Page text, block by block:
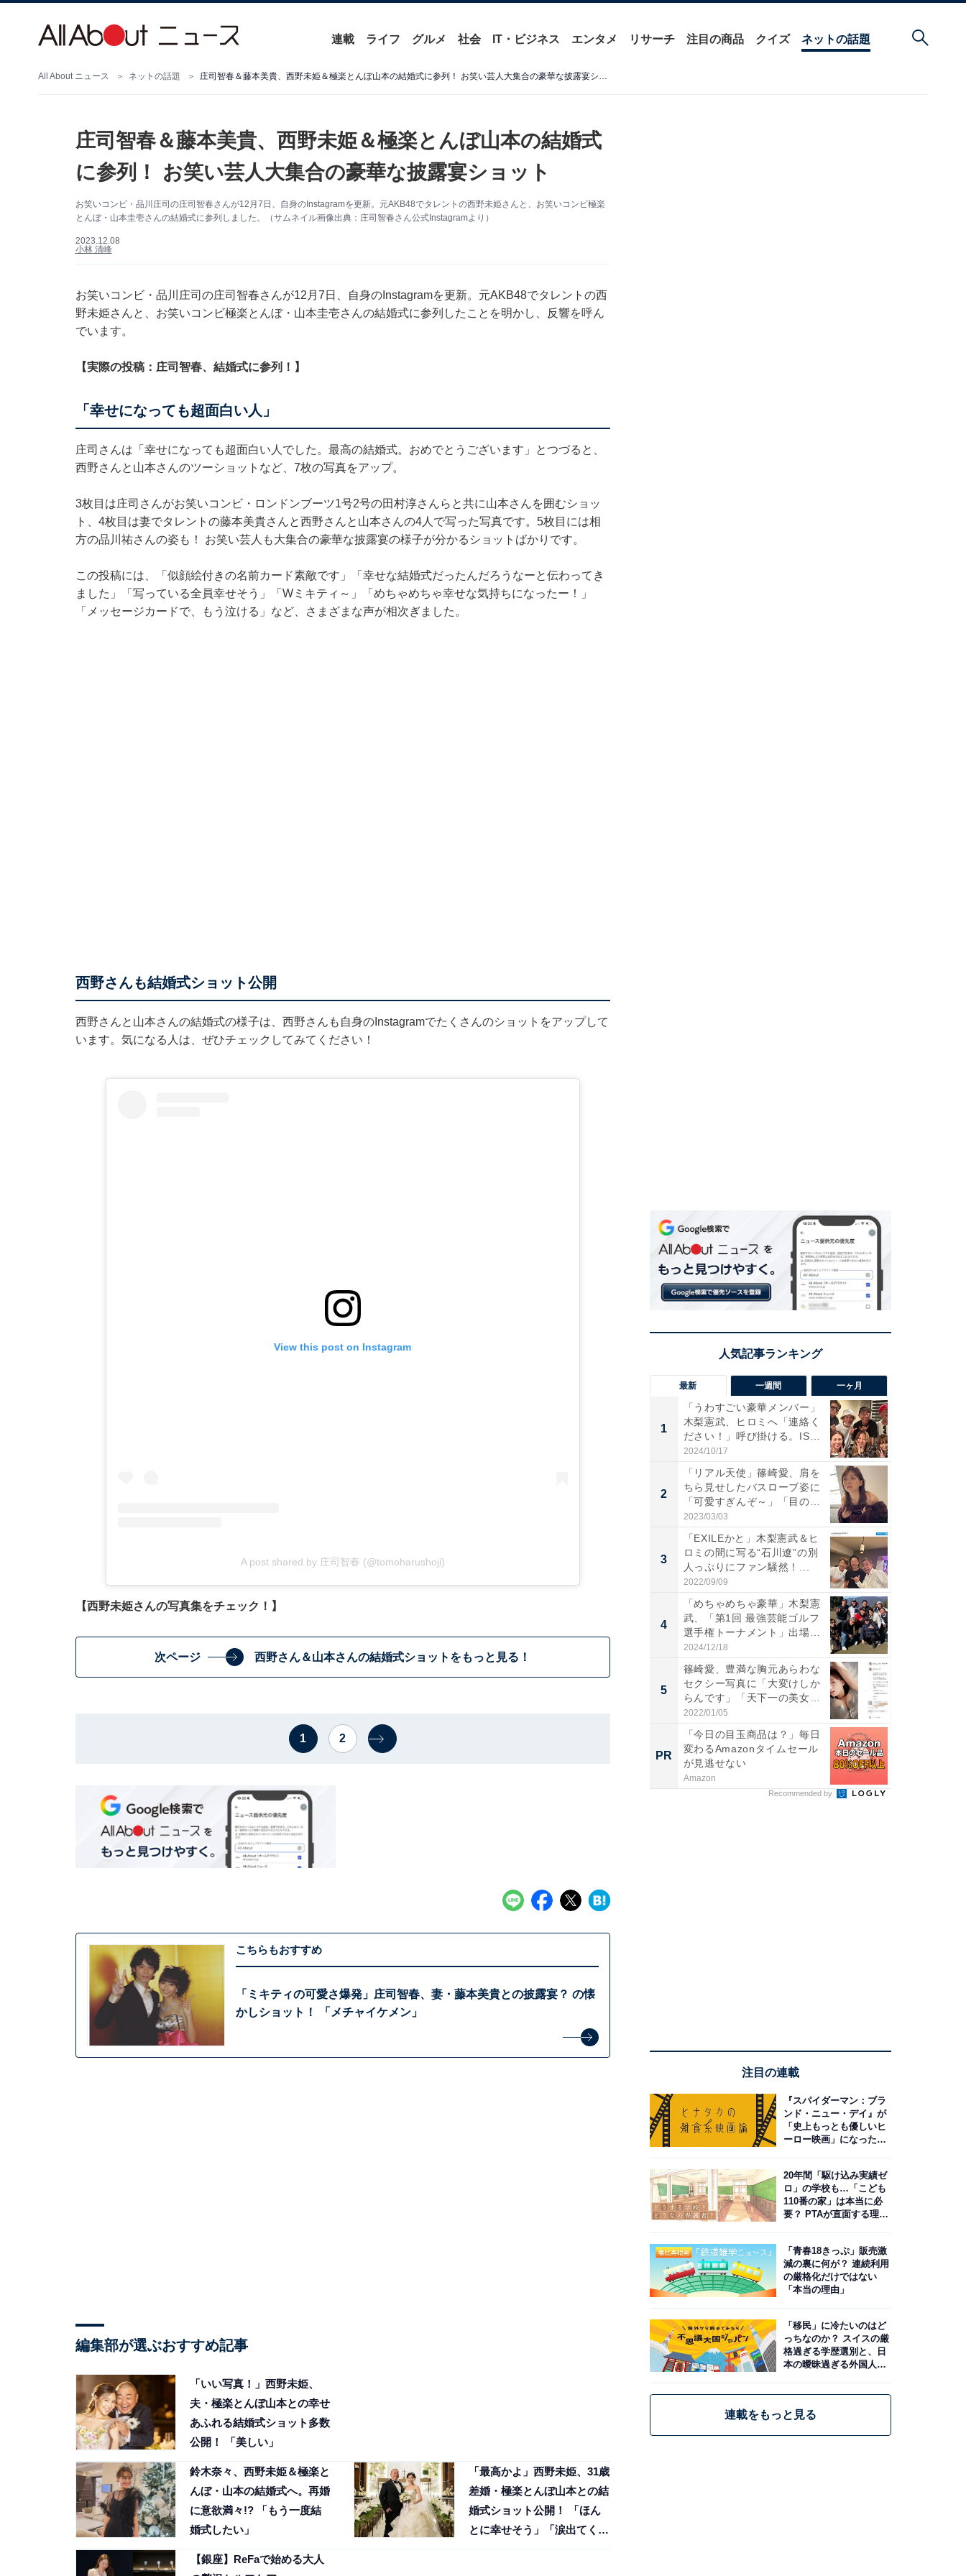
連載 ライフ グルメ 社会 IT・ビジネス エンタメ リサーチ 注目の商品 クイズ ネットの話題
All About ニュース ネットの話題 庄司智春＆藤本美貴、西野未姫＆極楽とんぼ山本の結婚式に参列！ お笑い芸人大集合の豪華な披露宴ショット
庄司智春＆藤本美貴、西野未姫＆極楽とんぼ山本の結婚式
に参列！ お笑い芸人大集合の豪華な披露宴ショット
お笑いコンビ・品川庄司の庄司智春さんが12月7日、自身のInstagramを更新。元AKB48でタレントの西野未姫さんと、お笑いコンビ極楽
とんぼ・山本圭壱さんの結婚式に参列しました。（サムネイル画像出典：庄司智春さん公式Instagramより）
2023.12.08
小林 清峰
お笑いコンビ・品川庄司の庄司智春さんが12月7日、自身のInstagramを更新。元AKB48でタレントの西
野未姫さんと、お笑いコンビ極楽とんぼ・山本圭壱さんの結婚式に参列したことを明かし、反響を呼ん
でいます。
【実際の投稿：庄司智春、結婚式に参列！】
「幸せになっても超面白い人」
庄司さんは「幸せになっても超面白い人でした。最高の結婚式。おめでとうございます」とつづると、
西野さんと山本さんのツーショットなど、7枚の写真をアップ。
3枚目は庄司さんがお笑いコンビ・ロンドンブーツ1号2号の田村淳さんらと共に山本さんを囲むショッ
ト、4枚目は妻でタレントの藤本美貴さんと西野さんと山本さんの4人で写った写真です。5枚目には相
方の品川祐さんの姿も！ お笑い芸人も大集合の豪華な披露宴の様子が分かるショットばかりです。
この投稿には、「似顔絵付きの名前カード素敵です」「幸せな結婚式だったんだろうなーと伝わってき
ました」「写っている全員幸せそう」「Wミキティ～」「めちゃめちゃ幸せな気持ちになったー！」
「メッセージカードで、もう泣ける」など、さまざまな声が相次ぎました。
西野さんも結婚式ショット公開
西野さんと山本さんの結婚式の様子は、西野さんも自身のInstagramでたくさんのショットをアップして
います。気になる人は、ぜひチェックしてみてください！
View this post on Instagram
A post shared by 庄司智春 (@tomoharushoji)
【西野未姫さんの写真集をチェック！】
次ページ 西野さん＆山本さんの結婚式ショットをもっと見る！
1 2
こちらもおすすめ
「ミキティの可愛さ爆発」庄司智春、妻・藤本美貴との披露宴？ の懐
かしショット！ 「メチャイケメン」
編集部が選ぶおすすめ記事
「いい写真！」西野未姫、
夫・極楽とんぼ山本との幸せ
あふれる結婚式ショット多数
公開！ 「美しい」
鈴木奈々、西野未姫＆極楽と
んぼ・山本の結婚式へ。再婚
に意欲満々!? 「もう一度結
婚式したい」
「最高かよ」西野未姫、31歳
差婚・極楽とんぼ山本との結
婚式ショット公開！ 「ほん
とに幸せそう」「涙出てく
【銀座】ReFaで始める大人
最新 一週間 一ヶ月
1
「うわすごい豪華メンバー」
木梨憲武、ヒロミへ「連絡く
ださい！」呼び掛ける。IS
S...
2024/10/17
2
「リアル天使」篠崎愛、肩を
ちら見せしたバスローブ姿に
「可愛すぎんぞ～」「目の表
情...
2023/03/03
3
「EXILEかと」木梨憲武＆ヒ
ロミの間に写る“石川遼”の別
人っぷりにファン騒然！...
2022/09/09
4
「めちゃめちゃ豪華」木梨憲
武、「第1回 最強芸能ゴルフ
選手権トーナメント」出場
メ...
2024/12/18
5
篠崎愛、豊満な胸元あらわな
セクシー写真に「大変けしか
らんです」「天下一の美女で
す...
2022/01/05
PR
「今日の目玉商品は？」毎日
変わるAmazonタイムセール
が見逃せない
Amazon
Recommended by
注目の連載
『スパイダーマン：ブラ
ンド・ニュー・デイ』が
「史上もっとも優しいヒ
ーロー映画」になった理
20年間「駆け込み実績ゼ
ロ」の学校も…「こども
110番の家」は本当に必
要？ PTAが直面する理想
「青春18きっぷ」販売激
減の裏に何が？ 連続利用
の厳格化だけではない
「本当の理由」
「移民」に冷たいのはど
っちなのか？ スイスの厳
格過ぎる学歴選別と、日
本の曖昧過ぎる外国人政
連載をもっと見る